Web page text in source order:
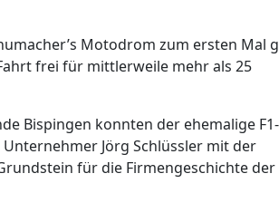
Motodrom zum ersten Mal
frei für mittlerweile mehr als 25
Bispingen konnten der ehemalige
Jörg Schlüssler mit der
für die Firmengeschichte der